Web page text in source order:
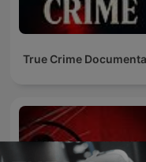
True Crime